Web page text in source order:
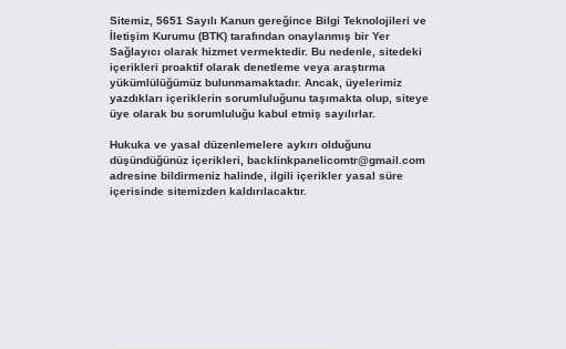
Sitemiz, 5651 Sayılı Kanun gereğince Bilgi Teknolojileri ve
İletişim Kurumu (BTK) tarafından onaylanmış bir Yer
Sağlayıcı olarak hizmet vermektedir. Bu nedenle, sitedeki
içerikleri proaktif olarak denetleme veya araştırma
yükümlülüğümüz bulunmamaktadır. Ancak, üyelerimiz
yazdıkları içeriklerin sorumluluğunu taşımakta olup, siteye
üye olarak bu sorumluluğu kabul etmiş sayılırlar.
Hukuka ve yasal düzenlemelere aykırı olduğunu
düşündüğünüz içerikleri, backlinkpanelicomtr@gmail.com
adresine bildirmeniz halinde, ilgili içerikler yasal süre
içerisinde sitemizden kaldırılacaktır.